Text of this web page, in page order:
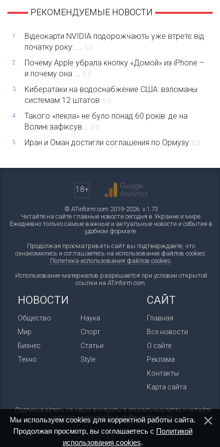
РЕКОМЕНДУЕМЫЕ НОВОСТИ
1.
Відеокарти NVIDIA подорожчають уже втретє від
початку року: ...
5.0
2.
Почему Apple убрала кнопку «Домой» из iPhone –
и почему она ...
5.0
3.
Кибератаки на водоснабжение США: взломаны
системам 12 штатов 5.0
4.
Такого «пекла» не було понад 60 років: де на
Волині зафіксув...
5.0
5. Иран и Оман достигли соглашения по Ормузу 5.0
18+
© ATinform.com 2019-2026. v.1.73
Читайте на сайте главные новости сегодня в Украине и мире.
Ежедневно только самые важные и актуальные новости и события в
удобном формате.
Продолжая просматривать сайт вы подтверждаете, что
ознакомились и соглашаетесь на использование файлов cookies.
Политика использования файлов cookies
Использование материалов разрешается при условии открытой
ссылки на ATinform.com.
НОВОСТИ
Общество
Мир
Бизнес
Техно
Наука
Спорт
Статьи
Style
САЙТ
Главная
Все новости
О сайте
Реклама
Контакты
Карта сайта
Подписывайтесь на наши аккаунты в социальных сетях и читайте
актуальные новости в удобном формате.
Мы используем cookies для корректной работы сайта.
Продолжая просмотр, вы соглашаетесь с Политикой
использования cookies.